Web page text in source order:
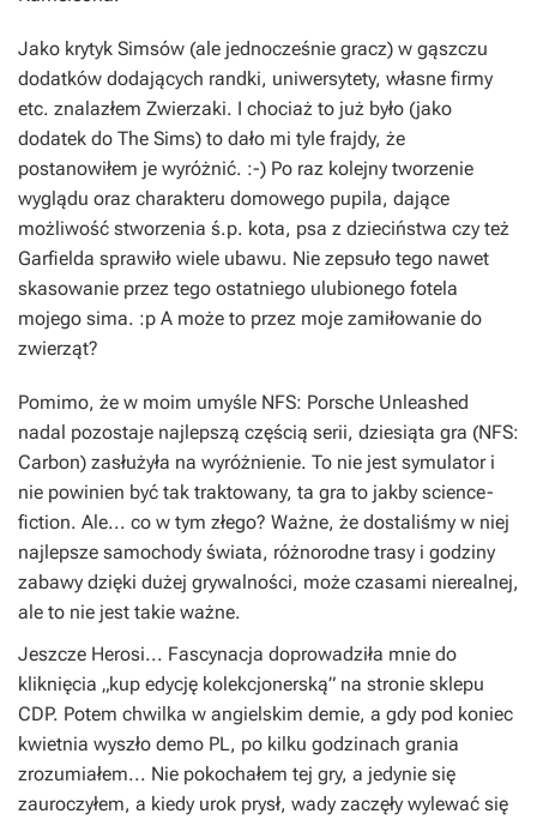
Jako krytyk Simsów (ale jednocześnie gracz) w gąszczu
dodatków dodających randki, uniwersytety, własne firmy
etc. znalazłem Zwierzaki. I chociaż to już było (jako
dodatek do The Sims) to dało mi tyle frajdy, że
postanowiłem je wyróżnić. :-) Po raz kolejny tworzenie
wyglądu oraz charakteru domowego pupila, dające
możliwość stworzenia ś.p. kota, psa z dzieciństwa czy też
Garfielda sprawiło wiele ubawu. Nie zepsuło tego nawet
skasowanie przez tego ostatniego ulubionego fotela
mojego sima. :p A może to przez moje zamiłowanie do
zwierząt?
Pomimo, że w moim umyśle NFS: Porsche Unleashed
nadal pozostaje najlepszą częścią serii, dziesiąta gra (NFS:
Carbon) zasłużyła na wyróżnienie. To nie jest symulator i
nie powinien być tak traktowany, ta gra to jakby science-
fiction. Ale... co w tym złego? Ważne, że dostaliśmy w niej
najlepsze samochody świata, różnorodne trasy i godziny
zabawy dzięki dużej grywalności, może czasami nierealnej,
ale to nie jest takie ważne.
Jeszcze Herosi... Fascynacja doprowadziła mnie do
kliknięcia „kup edycję kolekcjonerską” na stronie sklepu
CDP. Potem chwilka w angielskim demie, a gdy pod koniec
kwietnia wyszło demo PL, po kilku godzinach grania
zrozumiałem... Nie pokochałem tej gry, a jedynie się
zauroczyłem, a kiedy urok prysł, wady zaczęły wylewać się